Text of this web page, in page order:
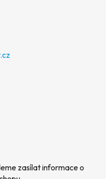
zasílat informace o